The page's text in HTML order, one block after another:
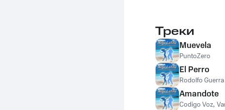
Треки
Muevela
PuntoZero
El Perro
Rodolfo
Amandote
Codigo Voz,